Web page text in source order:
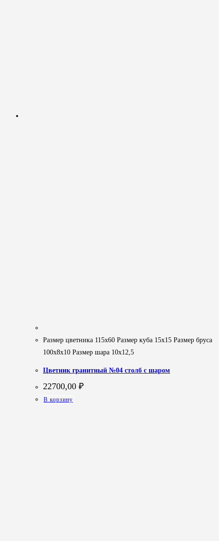
Размер цветника 115х60 Размер куба 15х15 Размер бруса
100х8х10 Размер шара 10х12,5
Цветник гранитный №04 столб с шаром
22700,00 ₽
В корзину